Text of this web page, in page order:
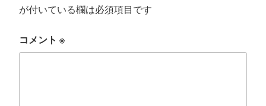
が付いている欄は必須項目です
コメント ※